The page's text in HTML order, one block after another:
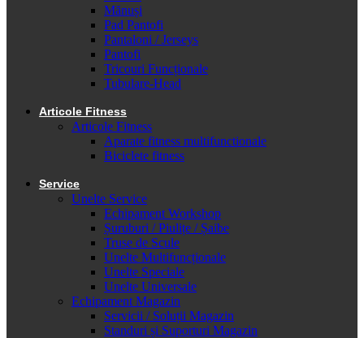
Mănuși
Pad Pantofi
Pantaloni / Jerseys
Pantofi
Tricouri Funcționale
Tubulare-Head
Articole Fitness
Articole Fitness
Aparate fitness multifunctionale
Biciclete fitness
Service
Unelte Service
Echipament Workshop
Șuruburi / Piulițe / Șaibe
Truse de Scule
Unelte Multifuncționale
Unelte Speciale
Unelte Universale
Echipament Magazin
Servicii / Soluții Magazin
Standuri și Suporturi Magazin